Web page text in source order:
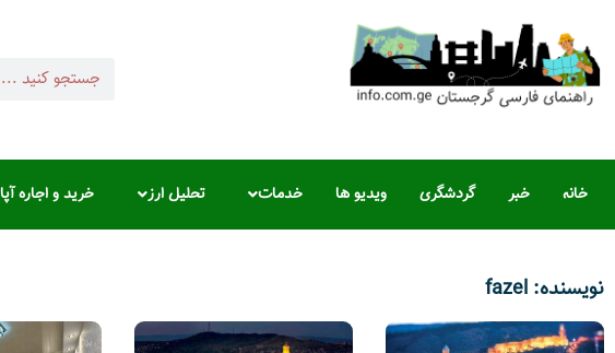
خانه خبر گردشگری ویدیو ها خدمات تحلیل ارز خرید و اجاره
نویسنده: fazel